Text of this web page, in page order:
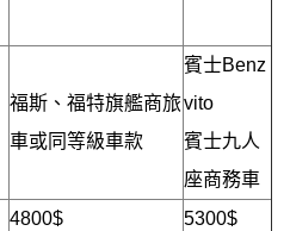
福斯、福特旗艦商旅
車或同等級車款
賓士Benz
vito
賓士九人
座商務車
4800$
5300$